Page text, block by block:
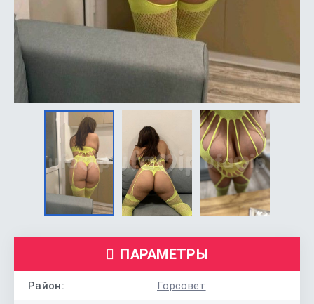
ПАРАМЕТРЫ
Район: Горсовет